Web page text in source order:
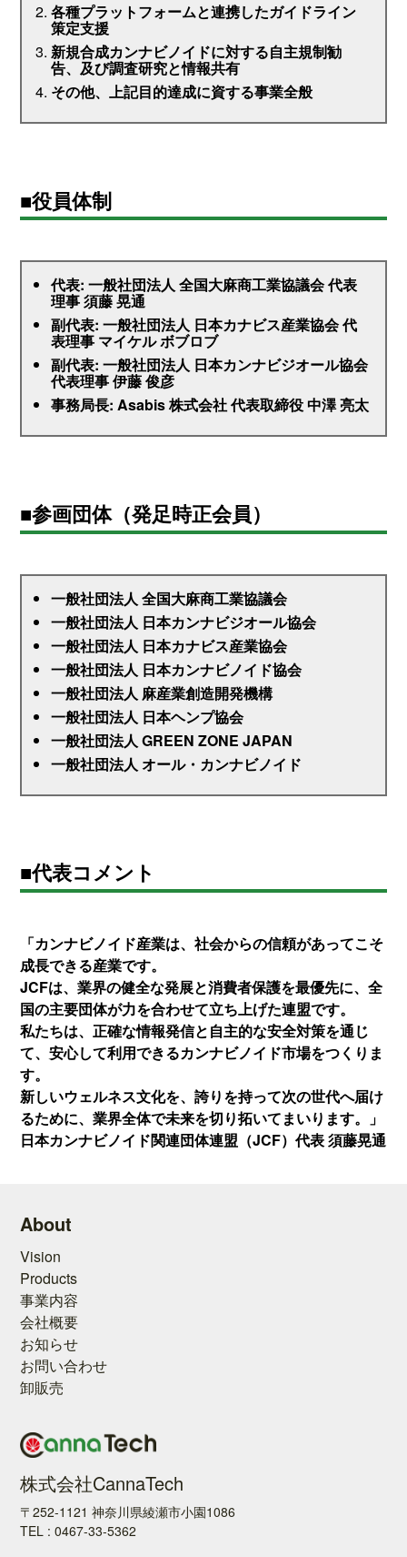
各種プラットフォームと連携したガイドライン
策定支援
新規合成カンナビノイドに対する自主規制勧
告、及び調査研究と情報共有
その他、上記目的達成に資する事業全般
■役員体制
代表: 一般社団法人 全国大麻商工業協議会 代表
理事 須藤 晃通
副代表: 一般社団法人 日本カナビス産業協会 代
表理事 マイケル ボブロブ
副代表: 一般社団法人 日本カンナビジオール協会
代表理事 伊藤 俊彦
事務局長: Asabis 株式会社 代表取締役 中澤 亮太
■参画団体（発足時正会員）
一般社団法人 全国大麻商工業協議会
一般社団法人 日本カンナビジオール協会
一般社団法人 日本カナビス産業協会
一般社団法人 日本カンナビノイド協会
一般社団法人 麻産業創造開発機構
一般社団法人 日本ヘンプ協会
一般社団法人 GREEN ZONE JAPAN
一般社団法人 オール・カンナビノイド
■代表コメント
「カンナビノイド産業は、社会からの信頼があってこそ
成長できる産業です。
JCFは、業界の健全な発展と消費者保護を最優先に、全
国の主要団体が力を合わせて立ち上げた連盟です。
私たちは、正確な情報発信と自主的な安全対策を通じ
て、安心して利用できるカンナビノイド市場をつくりま
す。
新しいウェルネス文化を、誇りを持って次の世代へ届け
るために、業界全体で未来を切り拓いてまいります。」
日本カンナビノイド関連団体連盟（JCF）代表 須藤晃通
About
Vision
Products
事業内容
会社概要
お知らせ
お問い合わせ
卸販売
株式会社CannaTech
〒252-1121 神奈川県綾瀬市小園1086
TEL : 0467-33-5362